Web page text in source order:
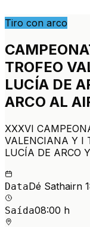
Tiro con arco
TROFEO
LUCÍA DE
ARCO AL
XXXVI
VALENCIANA Y I
LUCÍA DE ARCO
DataDé Sathairn
Saída08:00 h